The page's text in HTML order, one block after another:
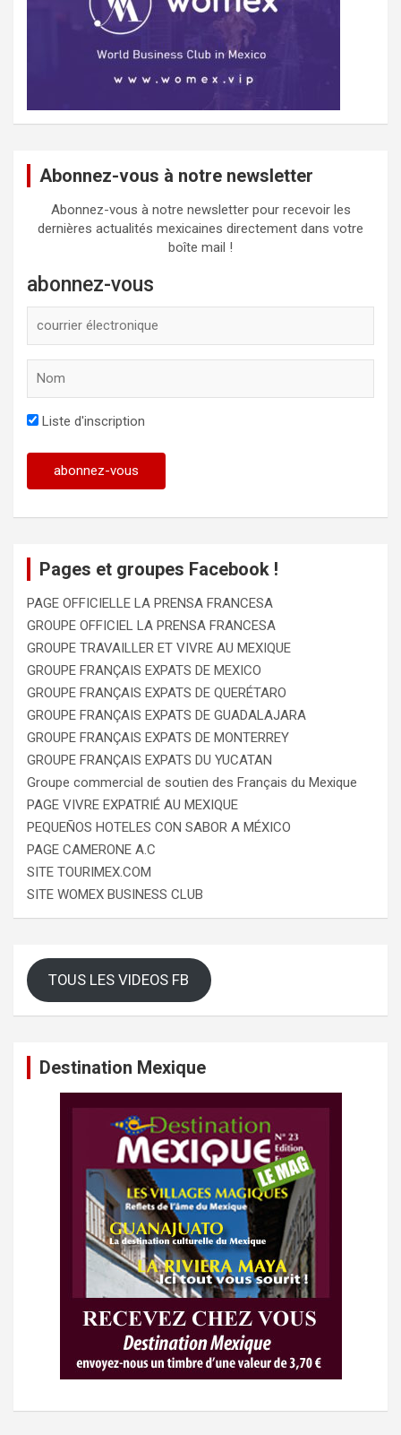
Abonnez-vous à notre newsletter
Abonnez-vous à notre newsletter pour recevoir les
dernières actualités mexicaines directement dans votre
boîte mail !
abonnez-vous
Liste d'inscription
Pages et groupes Facebook !
PAGE OFFICIELLE LA PRENSA FRANCESA
GROUPE OFFICIEL LA PRENSA FRANCESA
GROUPE TRAVAILLER ET VIVRE AU MEXIQUE
GROUPE FRANÇAIS EXPATS DE MEXICO
GROUPE FRANÇAIS EXPATS DE QUERÉTARO
GROUPE FRANÇAIS EXPATS DE GUADALAJARA
GROUPE FRANÇAIS EXPATS DE MONTERREY
GROUPE FRANÇAIS EXPATS DU YUCATAN
Groupe commercial de soutien des Français du Mexique
PAGE VIVRE EXPATRIÉ AU MEXIQUE
PEQUEÑOS HOTELES CON SABOR A MÉXICO
PAGE CAMERONE A.C
SITE TOURIMEX.COM
SITE WOMEX BUSINESS CLUB
TOUS LES VIDEOS FB
Destination Mexique